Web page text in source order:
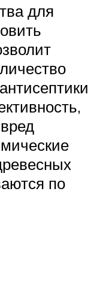
для
по